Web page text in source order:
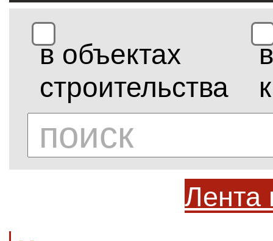
в объектах
строительства
в
Лента